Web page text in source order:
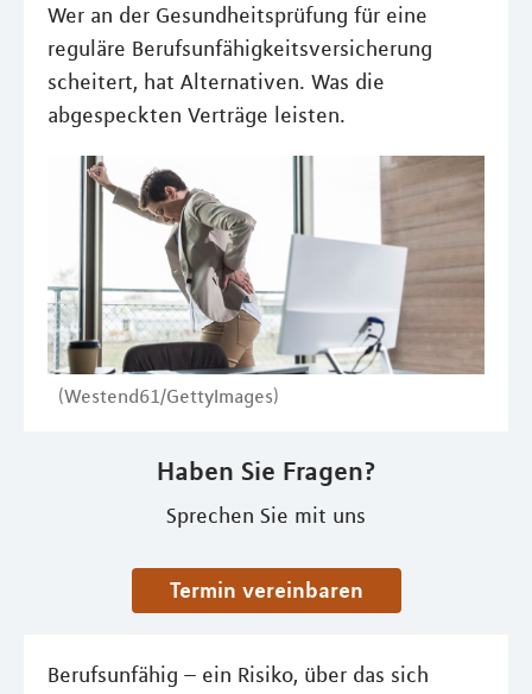
Wer an der Gesundheitsprüfung für eine
reguläre Berufsunfähigkeitsversicherung
scheitert, hat Alternativen. Was die
abgespeckten Verträge leisten.
(Westend61/GettyImages)
Haben Sie Fragen?
Sprechen Sie mit uns
Termin vereinbaren
Berufsunfähig – ein Risiko, über das sich